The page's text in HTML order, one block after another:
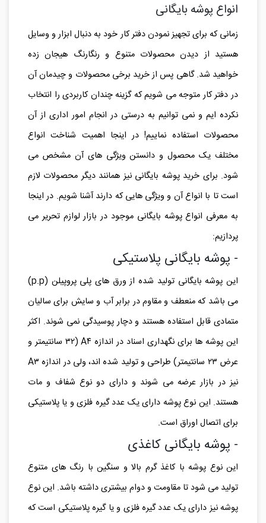
انواع پوشه بایگانی
زمانی که برای تجهیز نمودن دفتر کار خود به دنبال ابزار و وسایل
هستید از دیدن محصولات متنوع و رنگارنگ هیجان زده
خواهید شد. گاهی پس از خرید برخی محصولات و چیدمان آن
در دفتر کار متوجه می شویم که گزینه چندان کاربردی را انتخاب
نکرده ایم و نمی توانیم به درستی در انجام امور اداری از آن
محصولات استفاده نماییم! در اینجا اهمیت شناخت انواع
مختلف یک محصول و دانستن ویژگی های آن مشخص می
شود. برای خرید پوشه بایگانی نیز همانند دیگر محصولات لازم
است تا با انواع آن و ویژگی هایی که دارند آشنا شویم. در اینجا
به معرفی انواع پوشه بایگانی موجود در بازار لوازم تحریر می
پردازیم:
- پوشه بایگانی پلاستیکی
این پوشه بایگانی تولید شده از ورق های پلی ‌پروپیلن (p.p)
می باشد که منعطف و مقاوم در برابر آب و سایش برای سالیان
متمادی قابل استفاده هستند و دچار پوسیدگی نمی شوند. اکثر
این پوشه ها برای نگهداری اسناد در اندازه A۴ (۳۲ سانتیمتر و
عرض ۲۳ سانتیمتر) طراحی و تولید شده اند، ولی در اندازه A۳
نیز در بازار عرضه می شوند و دارای دو نوع شفاف و مات
هستند. این نوع پوشه دارای یک عدد گیره فلزی و یا پلاستیکی
برای اتصال اوراق است.
- پوشه بایگانی کاغذی
این نوع پوشه با کاغذ گرم بالا و سنگین با رنگ های متنوع
تولید می شود تا مقاومت و دوام بیشتری داشته باشد. این نوع
پوشه نیز دارای یک عدد گیره فلزی و یا گیره پلاستیکی است که